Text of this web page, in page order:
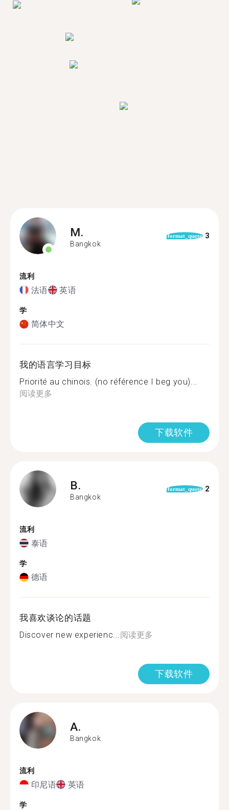
M.
Bangkok
format_quote 3
流利
法语 英语
学
简体中文
我的语言学习目标
Priorité au chinois. (no référence I beg you)...
阅读更多
下载软件
B.
Bangkok
format_quote 2
流利
泰语
学
德语
我喜欢谈论的话题
Discover new experienc...阅读更多
下载软件
A.
Bangkok
流利
印尼语 英语
学